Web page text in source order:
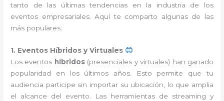
tanto de las últimas tendencias en la industria de los
eventos empresariales. Aquí te comparto algunas de las
más populares:
1. Eventos Híbridos y Virtuales
Los eventos híbridos(presenciales y virtuales) han ganado
popularidad en los últimos años. Esto permite que tu
audiencia participe sin importar su ubicación, lo que amplia
el alcance del evento. Las herramientas de streaming y